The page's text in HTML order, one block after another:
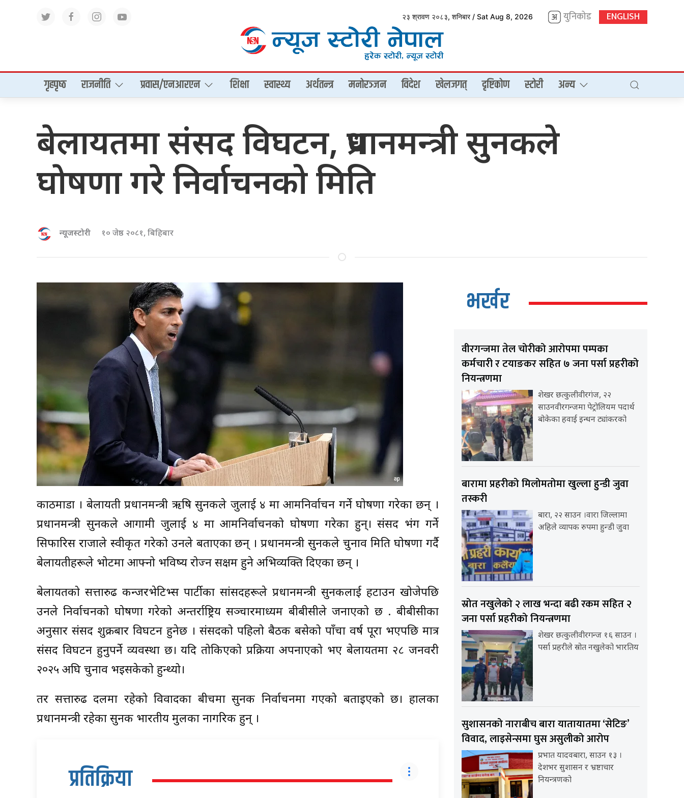
२३ श्रावण २०८३, शनिबार / Sat Aug 8, 2026 युनिकोड ENGLISH
गृहपृष्‍ठ राजनीति प्रवास/एनआरएन शिक्षा स्वास्थ्य अर्थतन्त्र मनोरञ्जन विदेश खेलजगत् दृष्टिकोण स्टोरी अन्य
बेलायतमा संसद विघटन, प्रधानमन्त्री सुनकले
घाेषणा गरे निर्वाचनको मिति
न्यूजस्टोरी १० जेष्ठ २०८१, बिहिबार
काठमाडौं । बेलायती प्रधानमन्त्री ऋषि सुनकले जुलाई ४ मा आमनिर्वाचन गर्ने घोषणा गरेका छन् ।
प्रधानमन्त्री सुनकले आगामी जुलाई ४ मा आमनिर्वाचनको घोषणा गरेका हुन्। संसद भंग गर्ने
सिफारिस राजाले स्वीकृत गरेको उनले बताएका छन् । प्रधानमन्त्री सुनकले चुनाव मिति घोषणा गर्दै
बेलायतीहरूले भोटमा आफ्नो भविष्य रोज्न सक्षम हुने अभिव्यक्ति दिएका छन् ।
बेलायतको सत्तारुढ कन्जरभेटिभ्स पार्टीका सांसदहरूले प्रधानमन्त्री सुनकलाई हटाउन खोजेपछि
उनले निर्वाचनको घोषणा गरेको अन्तर्राष्ट्रिय सञ्चारमाध्यम बीबीसीले जनाएको छ . बीबीसीका
अनुसार संसद शुक्रबार विघटन हुनेछ । संसदको पहिलो बैठक बसेको पाँचौं वर्ष पूरा भएपछि मात्र
संसद विघटन हुनुपर्ने व्यवस्था छ। यदि तोकिएको प्रक्रिया अपनाएको भए बेलायतमा २८ जनवरी
२०२५ अघि चुनाव भइसकेको हुन्थ्यो।
तर सत्तारुढ दलमा रहेको विवादका बीचमा सुनक निर्वाचनमा गएको बताइएको छ। हालका
प्रधानमन्त्री रहेका सुनक भारतीय मुलका नागरिक हुन् ।
प्रतिक्रिया
भर्खर
वीरगन्जमा तेल चोरीको आरोपमा पम्पका
कर्मचारी र टयाङकर सहित ७ जना पर्सा प्रहरीको
नियन्त्रणमा
शेखर छत्कुलीवीरगंज, २२
साउनवीरगन्जमा पेट्रोलियम पदार्थ
बोकेका हवाई इन्धन ट्यांकरको
बारामा प्रहरीको मिलोमतोमा खुल्ला हुन्डी जुवा
तस्करी
बारा, २२ साउन ।वारा जिल्लामा
अहिले व्यापक रुपमा हुन्डी जुवा
स्रोत नखुलेको २ लाख भन्दा बढी रकम सहित २
जना पर्सा प्रहरीको नियन्त्रणमा
शेखर छत्कुलीवीरगन्ज १६ साउन ।
पर्सा प्रहरीले स्रोत नखुलेको भारतिय
सुशासनको नाराबीच बारा यातायातमा ‘सेटिङ’
विवाद, लाइसेन्समा घुस असुलीको आरोप
प्रभात यादवबारा, साउन १३ ।
देशभर सुशासन र भ्रष्टाचार
नियन्त्रणको